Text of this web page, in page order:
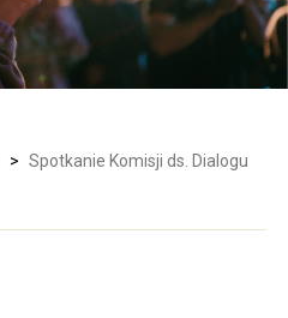
> Spotkanie Komisji ds. Dialogu